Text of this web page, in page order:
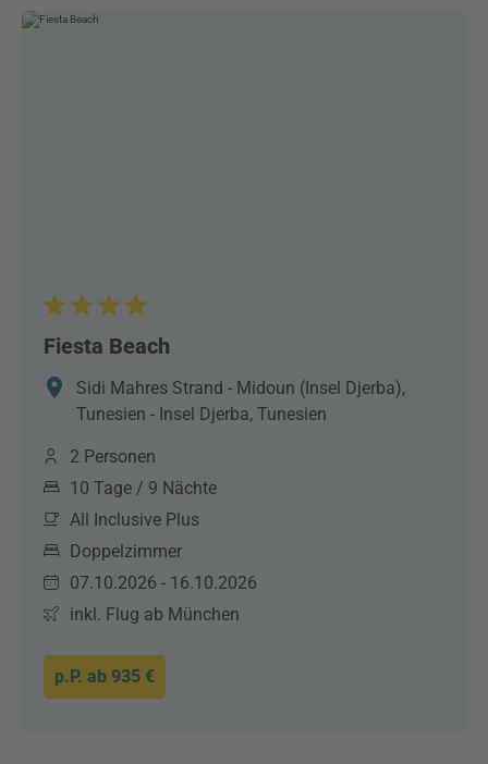
Fiesta Beach
Sidi Mahres Strand - Midoun (Insel Djerba),
Tunesien - Insel Djerba, Tunesien
2 Personen
10 Tage / 9 Nächte
All Inclusive Plus
Doppelzimmer
07.10.2026 - 16.10.2026
inkl. Flug ab München
p.P. ab 935 €